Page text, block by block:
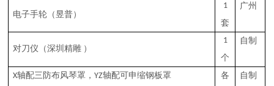
电子手轮 （昱普）
1
套
广州
对刀仪 （深圳精雕 ）
1
个
自制
X轴配三防布风琴罩，YZ轴配可申缩钢板罩 各 自制